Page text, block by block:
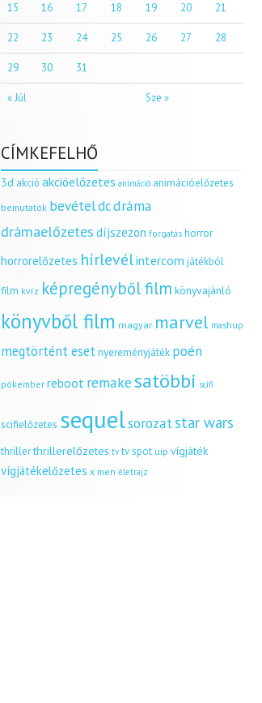
« Júl Sze »
15 16 17 18 19 20 21
22 23 24 25 26 27 28
29 30 31
CÍMKEFELHŐ
3d akció akcióelőzetes animáció animációelőzetes
bemutatók bevételdcdráma
drámaelőzetes díjszezon forgatás horror
horrorelőzetes hírlevélintercom játékból
film kvíz képregényből film könyvajánló
könyvből film magyar marvel mashup
megtörtént esetnyereményjáték poén
pókember reboot remakesatöbbi scifi
scifielőzetes sequelsorozatstar wars
thrillerthrillerelőzetes tv tv spot uip vígjáték
vígjátékelőzetes x men életrajz